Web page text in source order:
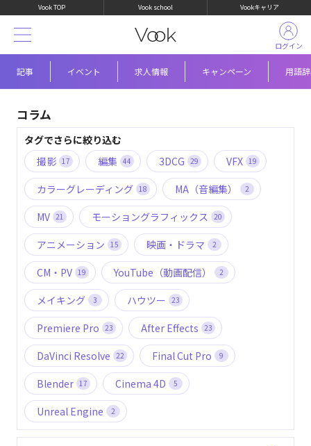
Vook TOP Vook school Vookキャリア
記事 イベント 求人情報 キャンペーン 用語
ログイン
コラム
タグでさらに絞り込む
撮影 17 編集 44 3DCG 29 VFX 19
カラーグレーディング 18 MA（音編集） 2
MV 21 モーショングラフィックス 20
アニメーション 15 映画・ドラマ 2
CM・PV 19 YouTube（動画配信） 2
メイキング 3 ハウツー 23
Premiere Pro 23 After Effects 23
DaVinci Resolve 22 Final Cut Pro 9
Blender 17 Cinema 4D 5
Unreal Engine 2